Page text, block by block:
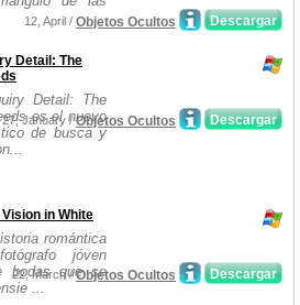
Descargar
12, April / Objetos Ocultos
Detail: The
Detail: The
es el nuevo
de busca y
Descargar
27, January /Objetos Ocultos
in White
romántica
jóven
bodas que se
...
Descargar
22, March /Objetos Ocultos